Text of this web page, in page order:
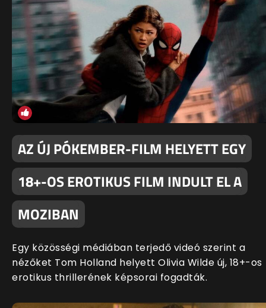
AZ ÚJ PÓKEMBER-FILM HELYETT EGY
18+-OS EROTIKUS FILM INDULT EL A
MOZIBAN
Egy közösségi médiában terjedő videó szerint a
nézőket Tom Holland helyett Olivia Wilde új, 18+-os
erotikus thrillerének képsorai fogadták.